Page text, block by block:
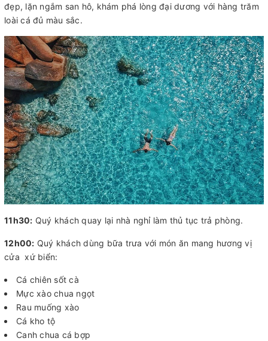
đẹp, lặn ngắm san hô, khám phá lòng đại dương với hàng trăm
loài cá đủ màu sắc.
11h30: Quý khách quay lại nhà nghỉ làm thủ tục trả phòng.
12h00: Quý khách dùng bữa trưa với món ăn mang hương vị
cửa xứ biển:
Cá chiên sốt cà
Mực xào chua ngọt
Rau muống xào
Cá kho tộ
Canh chua cá bợp